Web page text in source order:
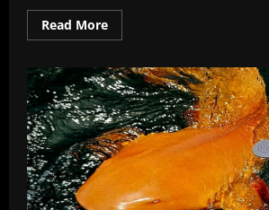
Read MoreRead
more
Berwarna
Emas
Ditemukan
di
Kosta
Rika,
Diduga
Akibat
Genetik
Langka